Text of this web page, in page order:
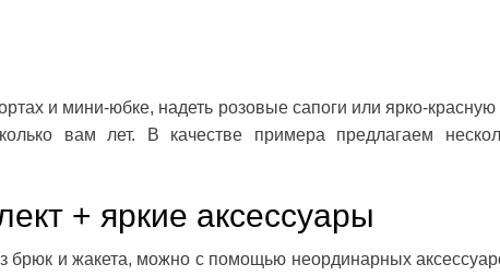
и мини-юбке, надеть розовые сапоги или ярко-
вам лет. В качестве примера предлагаем
+ яркие аксессуары
брюк и жакета, можно с помощью неординарных